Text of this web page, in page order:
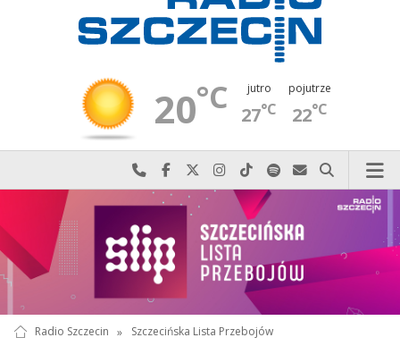
20°C jutro
27°C
pojutrze
22°C
Najlepiej po prostu do nas zadzwoń
Odwiedź nas na Facebook-u
Odwiedź nas na X
Odwiedź nas na Instagram-ie
Odwiedź nas na TikTok-u
Szukaj nas na Spotify
Wyślij do nas
Szukaj
Radio Szczecin » Szczecińska Lista Przebojów